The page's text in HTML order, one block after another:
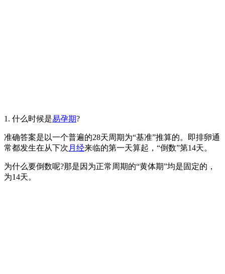
1. 什么时候是易孕期?
准确答案是以一个普遍的28天周期为“基准”推算的。即排卵通
常都发生在从下次 月经来临的第一天算起，“倒数”第14天。
为什么要倒数呢?那是因为正常周期的“黄体期”均是固定的，
为14天。